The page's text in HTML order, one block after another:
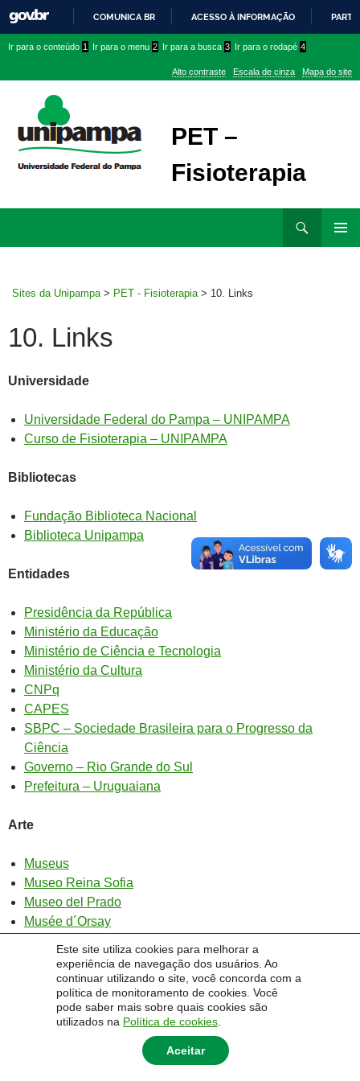
Este site utiliza cookies para melhorar a
experiência de navegação dos usuários. Ao
continuar utilizando o site, você concorda com a
política de monitoramento de cookies. Você
pode saber mais sobre quais cookies são
utilizados na Política de cookies
Aceitar
PARA
CONTEÚDO
COMUNICA BR ACESSO À INFORMAÇÃO
conteúdo
menu
superior
menu
Ir para o conteúdo 1 Ir para o menu 2 Ir para a busca 3 Ir para o rodapé 4
Alto contraste Escala de cinza Mapa do site
PET –
Fisioterapia
Sites da Unipampa > PET - Fisioterapia > 10. Links
10. Links
Universidade
Universidade Federal do Pampa – UNIPAMPA
Curso de Fisioterapia – UNIPAMPA
Bibliotecas
Fundação Biblioteca Nacional
Biblioteca Unipampa
Entidades
Presidência da República
Ministério da Educação
Ministério de Ciência e Tecnologia
Ministério da Cultura
CNPq
CAPES
SBPC – Sociedade Brasileira para o Progresso da
Ciência
Governo – Rio Grande do Sul
Prefeitura – Uruguaiana
Arte
Museus
Museo Reina Sofia
Museo del Prado
Musée d´Orsay
MoMa
Fundação Nacional das Artes
Casa de Cultura Mário Quintana